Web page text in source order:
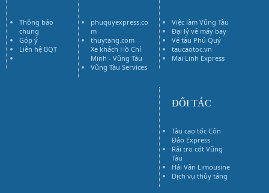
Thông báo
chung
Góp ý
Liên hệ BQT
phuquyexpress.co
m
thuytang.com
Xe khách Hồ Chí
Minh - Vũng Tàu
Vũng Tàu Services
Việc làm Vũng Tàu
Đại lý vé máy bay
Vé tàu Phú Quý
taucaotoc.vn
Mai Linh Express
ĐỐI TÁC
Tàu cao tốc Côn
Đảo Express
Rải tro cốt Vũng
Tàu
Hải Vân Limousine
Dịch vụ thủy táng